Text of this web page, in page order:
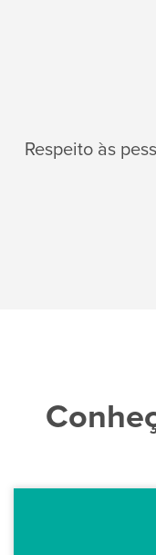
Respeito às